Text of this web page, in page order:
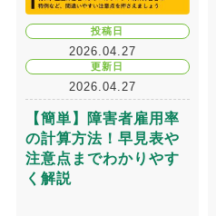
投稿日
2026.04.27
更新日
2026.04.27
【簡単】障害者雇用率
の計算方法！早見表や
注意点までわかりやす
く解説